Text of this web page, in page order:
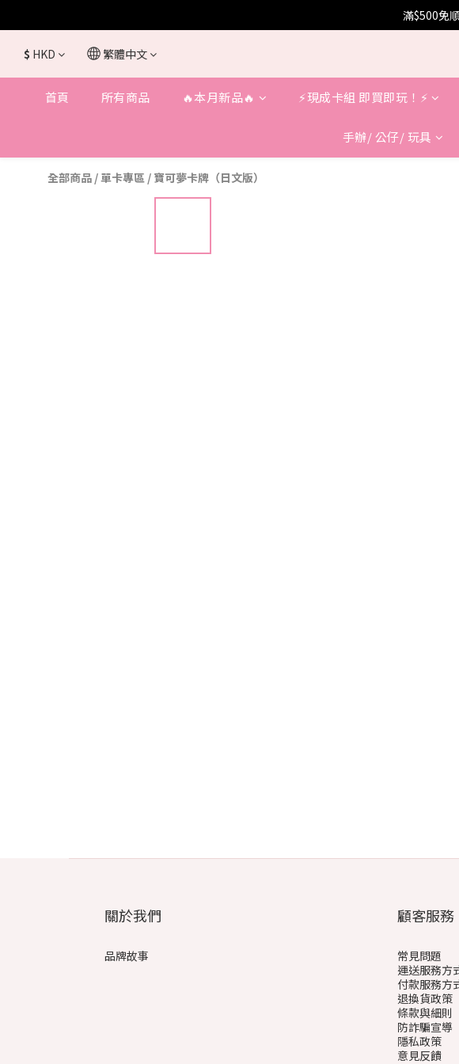
滿$500免
$ HKD 繁體中文
首頁 所有商品 🔥本月新品🔥 ⚡️現成卡組 即買即玩！⚡️
手辦/ 公仔/ 玩具
全部商品 /單卡專區 / 寶可夢卡牌（日文版）
關於我們
品牌故事
顧客服務
常見問題
運送服務方
付款服務方
退換貨政策
條款與細則
防詐騙宣導
隱私政策
意見反饋